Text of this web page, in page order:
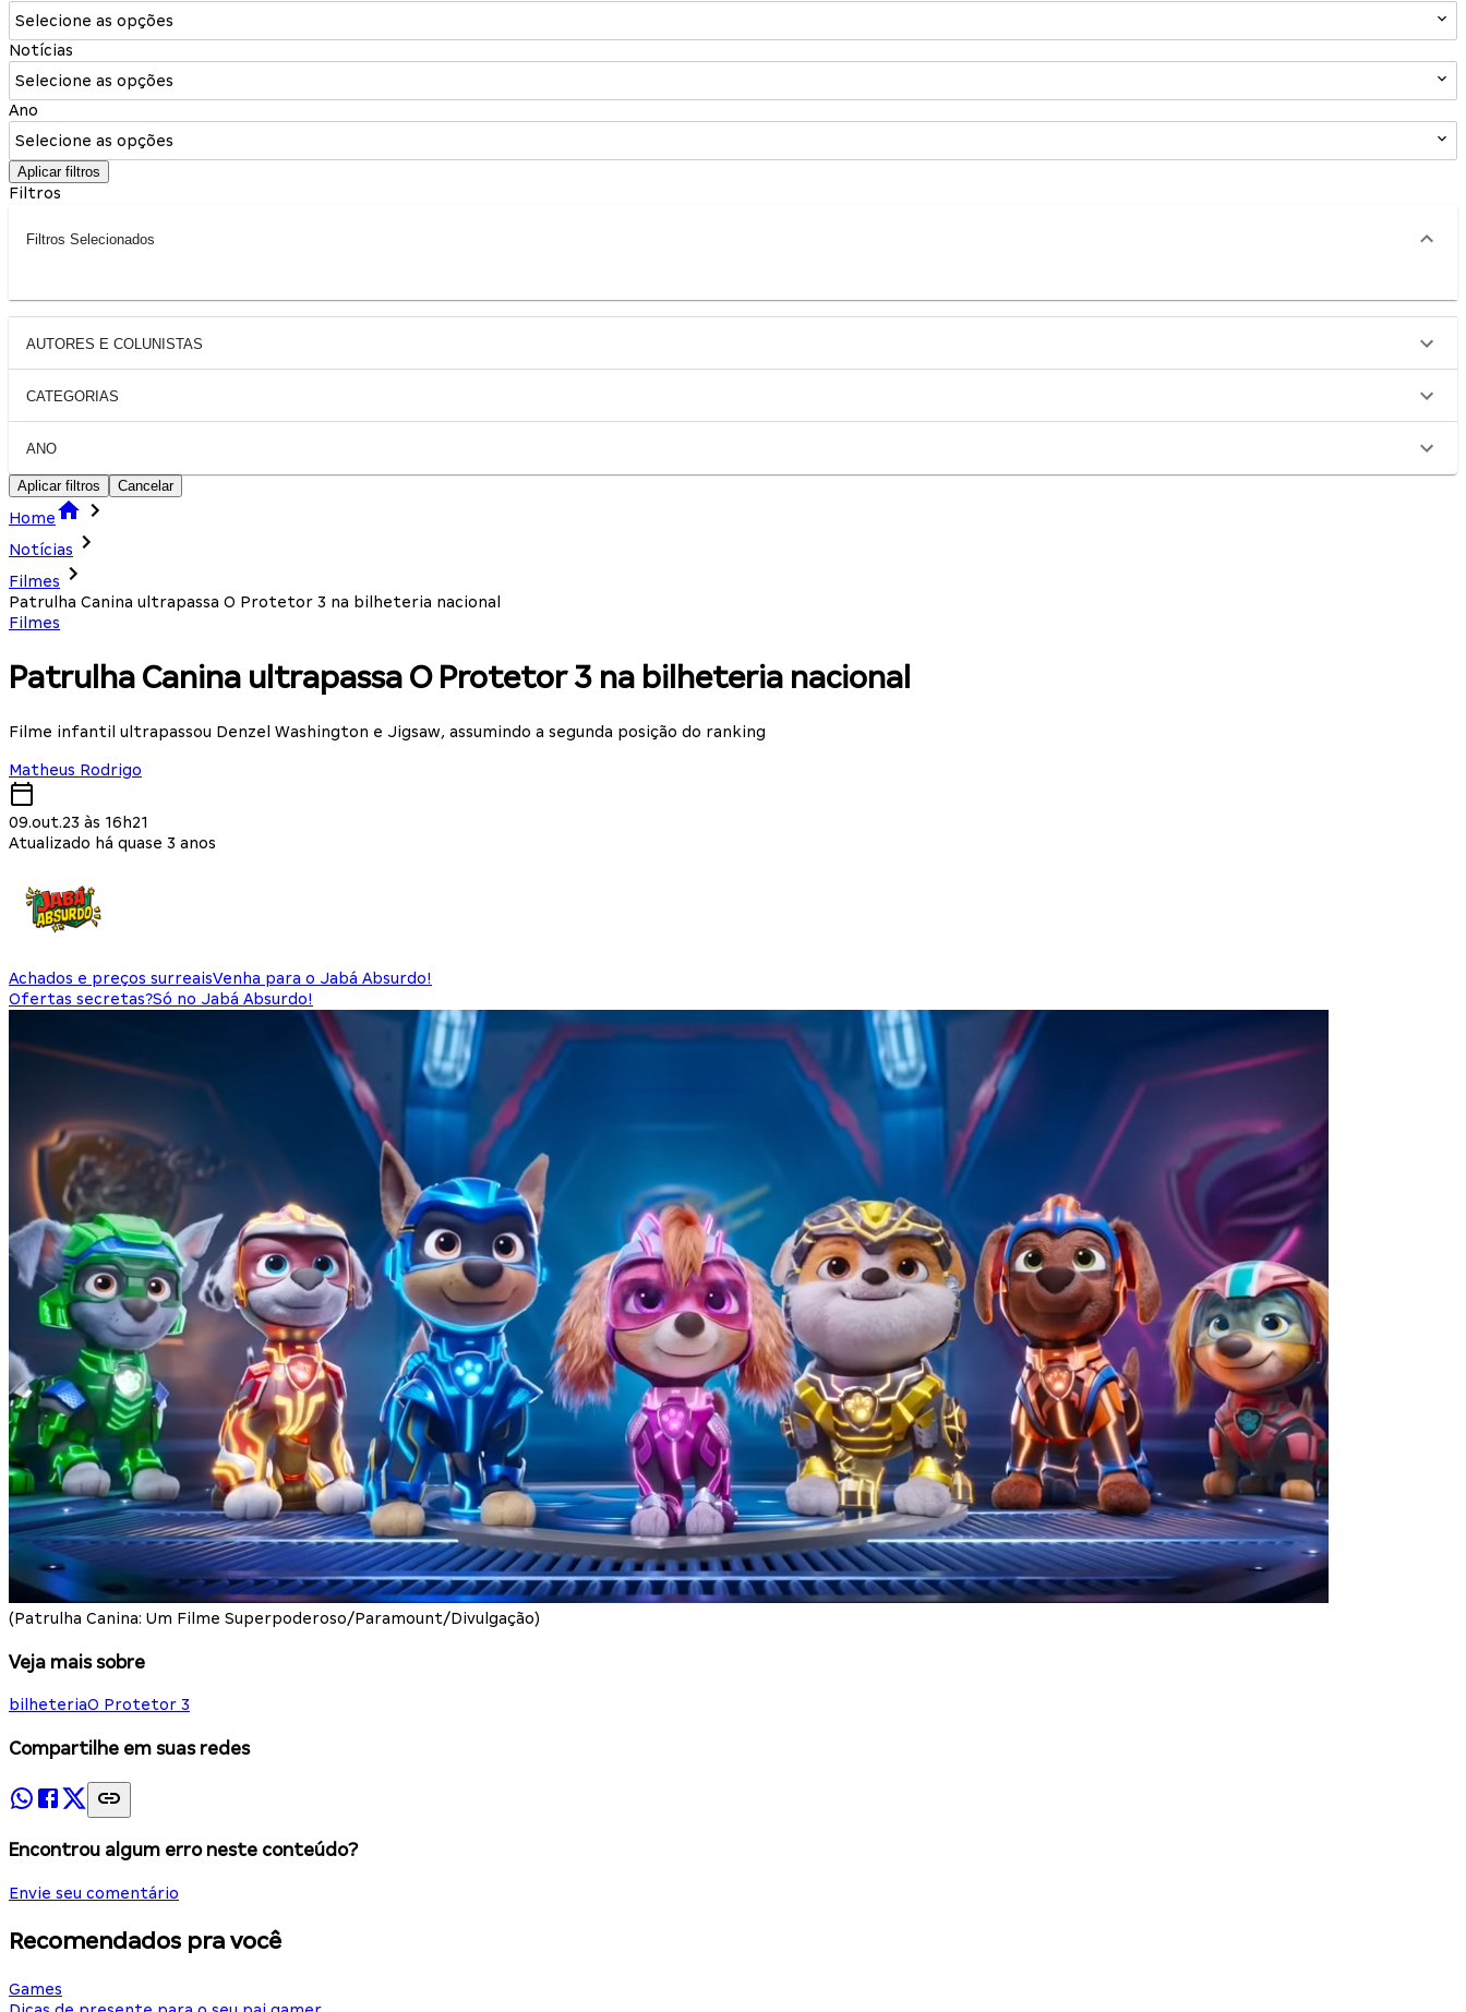
Selecione as opções
Notícias
Selecione as opções
Ano
Selecione as opções
Aplicar filtros
Filtros
Filtros Selecionados
AUTORES E COLUNISTAS
CATEGORIAS
ANO
Aplicar filtros Cancelar
Home
Notícias
Filmes
Patrulha Canina ultrapassa O Protetor 3 na bilheteria nacional
Filmes
Patrulha Canina ultrapassa O Protetor 3 na bilheteria nacional
Filme infantil ultrapassou Denzel Washington e Jigsaw, assumindo a segunda posição do ranking
Matheus Rodrigo
09.out.23 às 16h21
Atualizado há quase 3 anos
Achados e preços surreaisVenha para o Jabá Absurdo!
Ofertas secretas?Só no Jabá Absurdo!
(Patrulha Canina: Um Filme Superpoderoso/Paramount/Divulgação)
Veja mais sobre
bilheteriaO Protetor 3
Compartilhe em suas redes
Encontrou algum erro neste conteúdo?
Envie seu comentário
Recomendados pra você
Games